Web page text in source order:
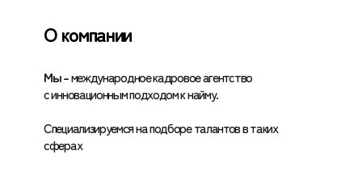
О компании
Мы –международное кадровое агентство
c инновационным подходом к найму.
Специализируемся на подборе талантов в таких
сферах